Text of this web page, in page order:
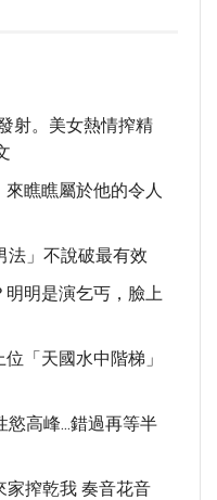
射。美女熱情搾精
瞧瞧屬於他的令人
法」不說破最有效
明明是演乞丐，臉上
「天國水中階梯」
高峰...錯過再等半
家搾乾我 奏音花音